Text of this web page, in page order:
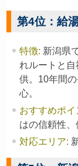
第4位：給
特徴: 新潟県
れルートと
供。10年間
心。
おすすめポイ
はの信頼性、
対応エリア: